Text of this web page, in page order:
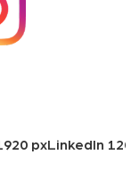
pxLinkedIn